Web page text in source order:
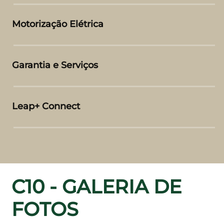
Motorização Elétrica
Garantia e Serviços
Leap+ Connect
C10 - GALERIA DE
FOTOS